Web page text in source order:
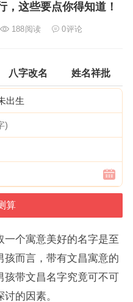
，这些要点你得知道！
188阅读 0评论
八字改名 姓名祥批
出生
一个寓意美好的名字是至
孩而言，带有文昌寓意的
孩带文昌名字究竟可不可
的因素。